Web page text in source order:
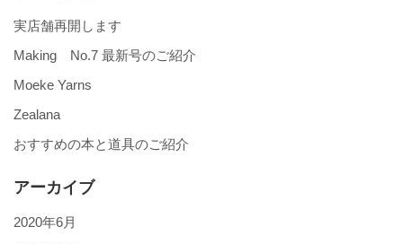
実店舗再開します
Making No.7 最新号のご紹介
Moeke Yarns
Zealana
おすすめの本と道具のご紹介
アーカイブ
2020年6月